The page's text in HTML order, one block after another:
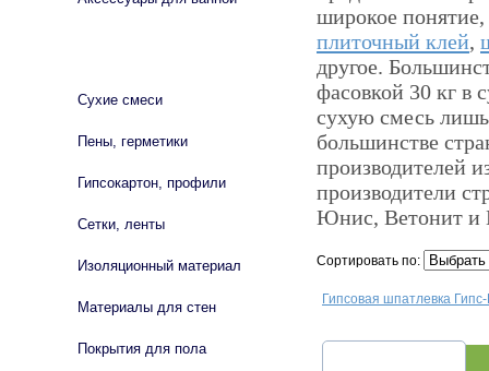
широкое понятие,
плиточный клей,
другое.
фасовкой 30 кг в
сухую смесь
большинстве
производителей
производители
Юнис, Ветонит и
Сортировать по:
Гипcoвaя шпaтлeвкa
Сухие смеси
Пены, герметики
Гипсокартон, профили
Сетки, ленты
Изоляционный материал
Материалы для стен
Покрытия для пола